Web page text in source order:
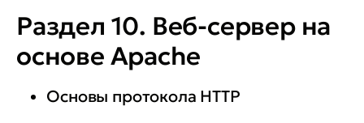
Раздел 10. Веб-сервер на
основе Apache
Основы протокола HTTP